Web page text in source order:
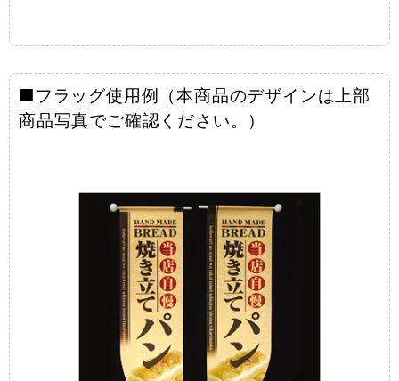
■フラッグ使用例（本商品のデザインは上部
商品写真でご確認ください。）